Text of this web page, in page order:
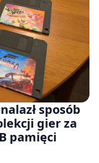
sposób
gier za
pamięci